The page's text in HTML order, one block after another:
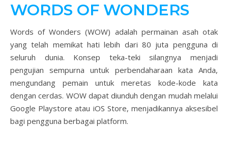
WORDS OF WONDERS
Words of Wonders (WOW) adalah permainan asah otak
yang telah memikat hati lebih dari 80 juta pengguna di
seluruh dunia. Konsep teka-teki silangnya menjadi
pengujian sempurna untuk perbendaharaan kata Anda,
mengundang pemain untuk meretas kode-kode kata
dengan cerdas. WOW dapat diunduh dengan mudah melalui
Google Playstore atau iOS Store, menjadikannya aksesibel
bagi pengguna berbagai platform.